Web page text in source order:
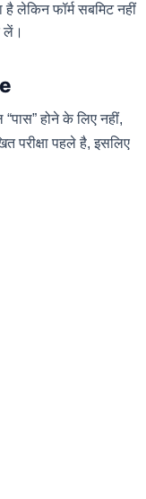
लेकिन फॉर्म सबमिट नहीं
लें।
होने के लिए नहीं,
परीक्षा पहले है, इसलिए